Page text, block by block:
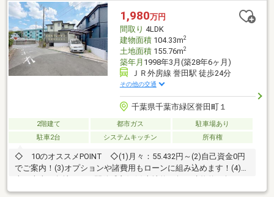
1,980万円
間取り 4LDK
建物面積104.33m2
土地面積155.76m2
築年月 1998年3月(築28年6ヶ月)
ＪＲ外房線 誉田駅 徒歩24分
その他の交通
千葉県千葉市緑区誉田町１
2階建て 都市ガス
駐車場あり
駐車2台
システムキッチン 所有権
◇ 10のオススメPOINT ◇(1)月々：55.432円～(2)自己資金0円
でご案内！(3)オプションや諸費用もローンに組み込めます！(4)北
東・南東の角地につき開放感良好(5)土地約47坪・建物約31坪のゆ
とりある4LDK(6)平成10年築の注文住宅感ある戸建(7)マミーマー